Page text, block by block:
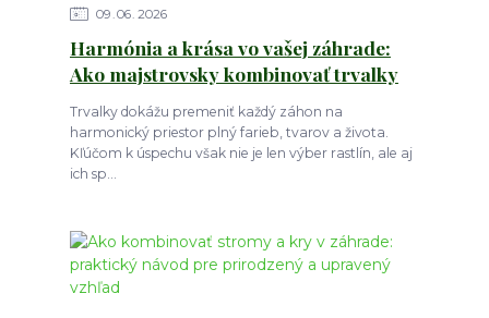
09 06 2026
Harmónia a krása vo vašej záhrade:
Ako majstrovsky kombinovať trvalky
Trvalky dokážu premeniť každý záhon na
harmonický priestor plný farieb, tvarov a života.
Kľúčom k úspechu však nie je len výber rastlín, ale aj
ich sp...